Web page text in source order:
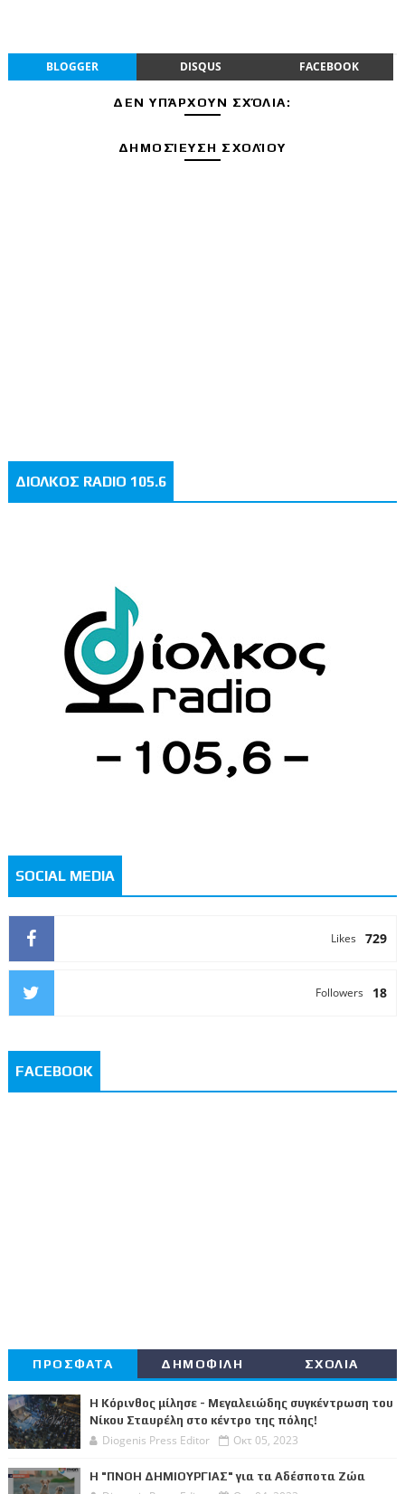
BLOGGER DISQUS FACEBOOK
ΔΕΝ ΥΠΆΡΧΟΥΝ ΣΧΌΛΙΑ:
ΔΗΜΟΣΊΕΥΣΗ ΣΧΟΛΊΟΥ
ΔΙΟΛΚΟΣ RADIO 105.6
SOCIAL MEDIA
729
Likes
18
Followers
FACEBOOK
ΠΡΟΣΦΑΤΑ ΔΗΜΟΦΙΛΗ ΣΧΟΛΙΑ
Η Κόρινθος μίλησε - Μεγαλειώδης συγκέντρωση του
Νίκου Σταυρέλη στο κέντρο της πόλης!
Diogenis Press Editor Οκτ 05, 2023
Η "ΠΝΟΗ ΔΗΜΙΟΥΡΓΙΑΣ" για τα Αδέσποτα Ζώα